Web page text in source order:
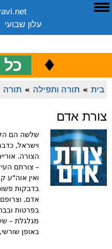
עלון שבועי
ארכיון
♦
בית » תורה ותפילה » תורה
צורת אדם
שלשה הם
וישראל,
הצורה.
– צורתם
ואין אוה"ע
בדבקות
אדם,
בפרטות
מגלגלת –
באופן